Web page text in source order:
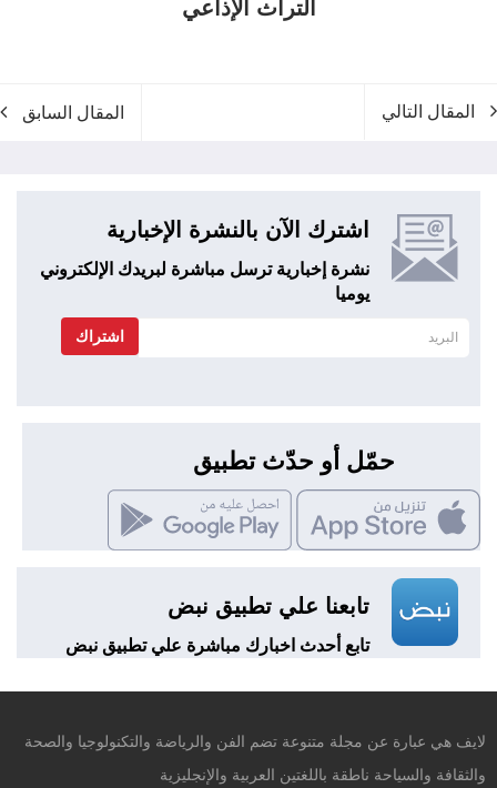
التراث الإذاعي
المقال التالي المقال السابق
اشترك الآن بالنشرة الإخبارية
نشرة إخبارية ترسل مباشرة لبريدك الإلكتروني
يوميا
اشتراك
حمّل أو حدّث تطبيق
تابعنا علي تطبيق نبض
تابع أحدث اخبارك مباشرة علي تطبيق نبض
لايف هي عبارة عن مجلة متنوعة تضم الفن والرياضة والتكنولوجيا والصحة
والثقافة والسياحة ناطقة باللغتين العربية والإنجليزية